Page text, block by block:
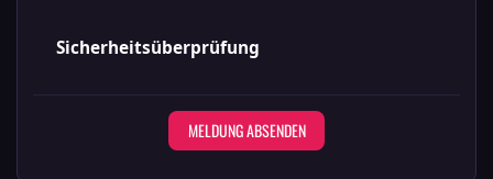
Sicherheitsüberprüfung
MELDUNG ABSENDEN